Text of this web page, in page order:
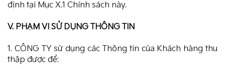
định tại Mục X.1 Chính sách này.
V. PHẠM VI SỬ DỤNG THÔNG TIN
1. CÔNG TY sử dụng các Thông tin của Khách hàng thu
thập được để: